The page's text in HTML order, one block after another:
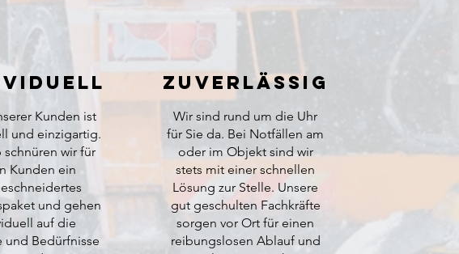
Zuverlässig
Kunden ist
und einzigartig.
schnüren wir für
Kunden ein
und gehen
auf die
und Bedürfnisse
Wir sind rund um die Uhr
für Sie da. Bei Notfällen am
oder im Objekt sind wir
stets mit einer schnellen
Lösung zur Stelle. Unsere
gut geschulten Fachkräfte
sorgen vor Ort für einen
reibungslosen Ablauf und